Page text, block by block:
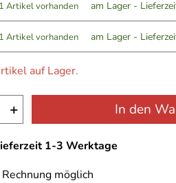
Artikel vorhanden am Lager -
Artikel vorhanden am Lager -
auf Lager.
+ In den
1-3 Werktage
möglich